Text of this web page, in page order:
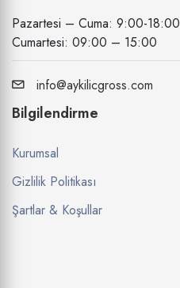
Pazartesi – Cuma: 9:00-18:00
Cumartesi: 09:00 – 15:00
info@aykilicgross.com
Bilgilendirme
Kurumsal
Gizlilik Politikası
Şartlar & Koşullar